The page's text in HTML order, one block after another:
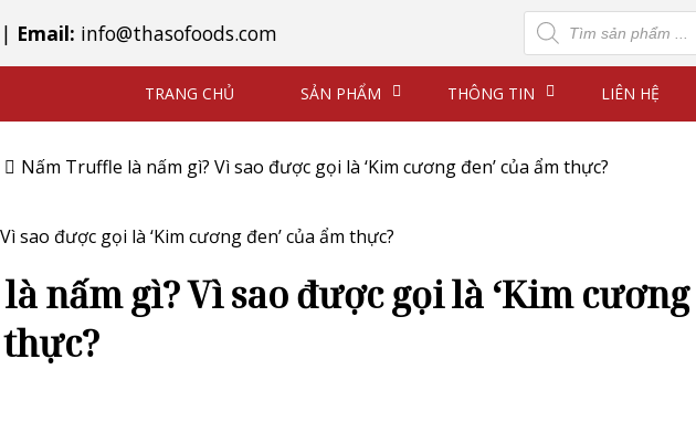
| Email: info@thasofoods.com
Tìm
kiếm
sản
phẩm
TRANG CHỦ SẢN PHẨM THÔNG TIN LIÊN HỆ
Nấm Truffle là nấm gì? Vì sao được gọi là ‘Kim cương đen’ của ẩm thực?
nấm gì? Vì sao được gọi là ‘Kim cương